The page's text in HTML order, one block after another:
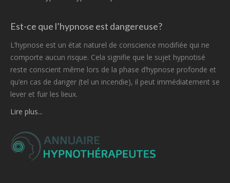
Est-ce que l’hypnose est dangereuse?
L’hypnose est un état naturel de conscience modifiée qui ne
comporte aucun risque. Cela signifie que le sujet hypnotisé
reste conscient même lors de la phase d’hypnose profonde et
qu’en cas de danger (tel un incendie), il peut immédiatement se
lever et fuir les lieux.
Lire plus...